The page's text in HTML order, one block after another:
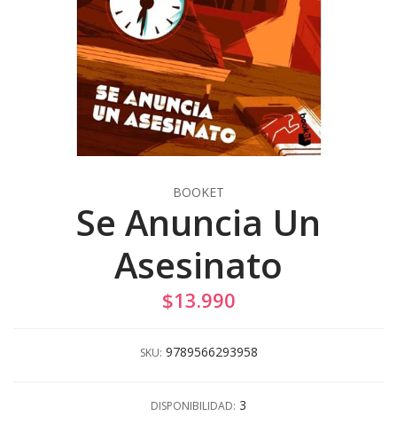
BOOKET
Se Anuncia Un
Asesinato
$13.990
SKU: 9789566293958
DISPONIBILIDAD: 3